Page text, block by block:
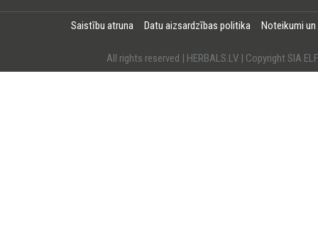
Saistību atruna Datu aizsardzības politika Noteikumi
All rights reserved | HERBALS.LV | Copyright SIA